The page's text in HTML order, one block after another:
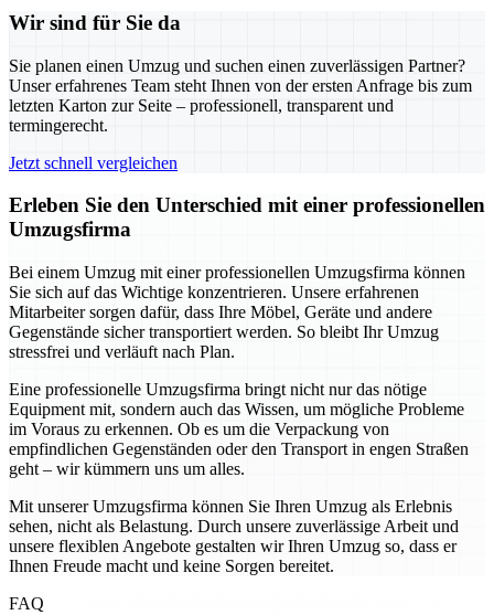
Wir sind für Sie da
Sie planen einen Umzug und suchen einen zuverlässigen Partner?
Unser erfahrenes Team steht Ihnen von der ersten Anfrage bis zum
letzten Karton zur Seite – professionell, transparent und
termingerecht.
Jetzt schnell vergleichen
Erleben Sie den Unterschied mit einer professionellen
Umzugsfirma
Bei einem Umzug mit einer professionellen Umzugsfirma können
Sie sich auf das Wichtige konzentrieren. Unsere erfahrenen
Mitarbeiter sorgen dafür, dass Ihre Möbel, Geräte und andere
Gegenstände sicher transportiert werden. So bleibt Ihr Umzug
stressfrei und verläuft nach Plan.
Eine professionelle Umzugsfirma bringt nicht nur das nötige
Equipment mit, sondern auch das Wissen, um mögliche Probleme
im Voraus zu erkennen. Ob es um die Verpackung von
empfindlichen Gegenständen oder den Transport in engen Straßen
geht – wir kümmern uns um alles.
Mit unserer Umzugsfirma können Sie Ihren Umzug als Erlebnis
sehen, nicht als Belastung. Durch unsere zuverlässige Arbeit und
unsere flexiblen Angebote gestalten wir Ihren Umzug so, dass er
Ihnen Freude macht und keine Sorgen bereitet.
FAQ